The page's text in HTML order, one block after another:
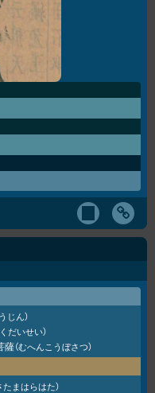
じん）
くだいせい）
薩（むへんこうぼさつ）
たまはらはた）